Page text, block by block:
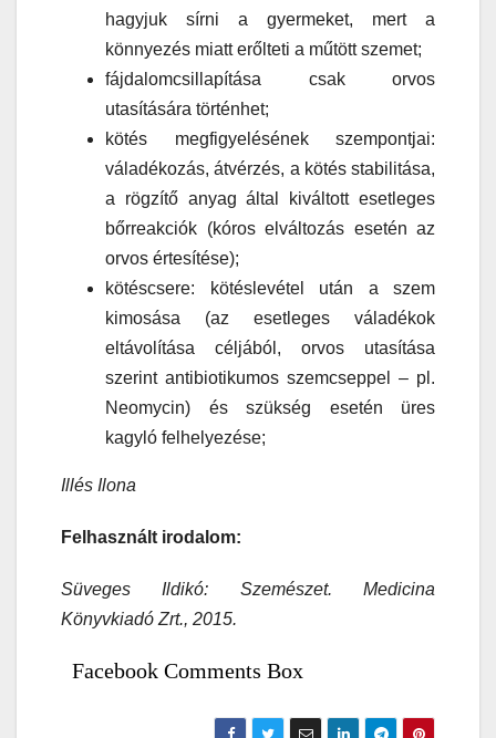
hagyjuk sírni a gyermeket, mert a
könnyezés miatt erőlteti a műtött szemet;
fájdalomcsillapítása csak orvos
utasítására történhet;
kötés megfigyelésének szempontjai:
váladékozás, átvérzés, a kötés stabilitása,
a rögzítő anyag által kiváltott esetleges
bőrreakciók (kóros elváltozás esetén az
orvos értesítése);
kötéscsere: kötéslevétel után a szem
kimosása (az esetleges váladékok
eltávolítása céljából, orvos utasítása
szerint antibiotikumos szemcseppel – pl.
Neomycin) és szükség esetén üres
kagyló felhelyezése;
Illés Ilona
Felhasznált irodalom:
Süveges Ildikó: Szemészet. Medicina
Könyvkiadó Zrt., 2015.
Facebook Comments Box